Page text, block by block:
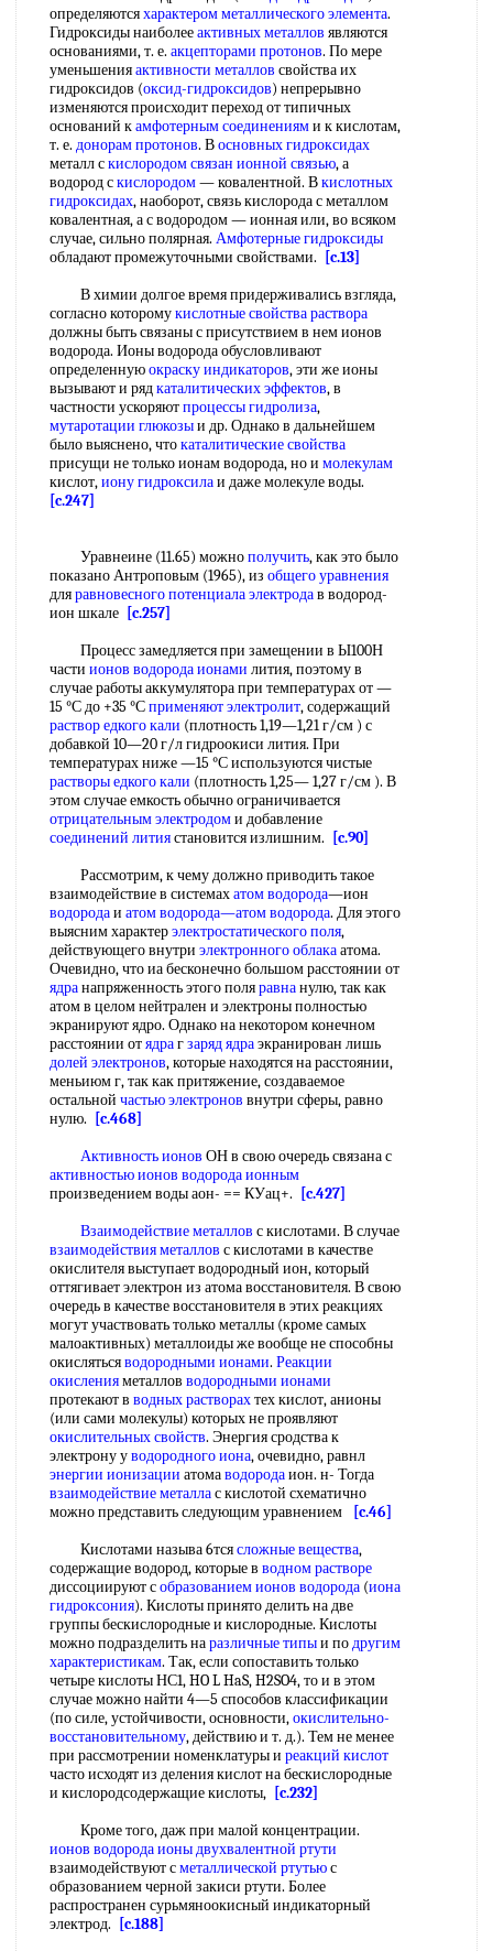
определяютсяхарактером металлическогоэлемента.
Гидроксиды наиболееактивных металлов являются
основаниями, т. е. акцепторами протонов. По мере
уменьшенияактивности металлов свойства их
гидроксидов (оксид-гидроксидов) непрерывно
изменяются происходит переход от типичных
оснований камфотерным соединениями к кислотам,
т. е. донорам протонов. Восновных гидроксидах
металл скислородом связан ионной связью, а
водород скислородом— ковалентной. Вкислотных
гидроксидах, наоборот, связь кислорода с металлом
ковалентная, а с водородом — ионная или, во всяком
случае, сильно полярная. Амфотерные гидроксиды
обладают промежуточными свойствами.
[c.13]
В химии долгое время придерживались взгляда,
согласно которомукислотные свойства раствора
должны быть связаны с присутствием в нем ионов
водорода. Ионы водорода обусловливают
определеннуюокраску индикаторов, эти же ионы
вызывают и рядкаталитических эффектов, в
частности ускоряютпроцессы гидролиза,
мутаротации глюкозыи др. Однако в дальнейшем
было выяснено, чтокаталитические свойства
присущи не только ионам водорода, но и молекулам
кислот,иону гидроксилаи даже молекуле воды.
[c.247]
Уравнеине (11.65) можнополучить, как это было
показано Антроповым (1965), из общего уравнения
дляравновесного потенциалаэлектродав водород-
ион шкале [c.257]
Процесс замедляется при замещении в Ы100Н
части ионов водорода ионами лития, поэтому в
случае работы аккумулятора при температурах от —
15 °С до +35 °Сприменяют электролит, содержащий
раствор едкого кали (плотность 1,19—1,21 г/см ) с
добавкой 10—20 г/л гидроокиси лития. При
температурах ниже —15 °С используются чистые
растворы едкого кали (плотность 1,25— 1,27 г/см ). В
этом случае емкость обычно ограничивается
отрицательным электродоми добавление
соединений литиястановится излишним.
[c.90]
Рассмотрим, к чему должно приводить такое
взаимодействие в системахатом водорода—ион
водородаи атом водорода—атом водорода. Для этого
выясним характерэлектростатического поля,
действующего внутри электронного облакаатома.
Очевидно, что иа бесконечно большом расстоянии от
ядранапряженность этого поляравнанулю, так как
атом в целом нейтрален и электроны полностью
экранируют ядро. Однако на некотором конечном
расстоянии отядрагзаряд ядраэкранирован лишь
долей электронов, которые находятся на расстоянии,
меньиюм г, так как притяжение, создаваемое
остальной частью электронов внутри сферы, равно
нулю.
[c.468]
Активность ионов ОН в свою очередь связана с
активностью ионов водорода ионным
произведением воды аон- == КУац+.
[c.427]
Взаимодействие металлов с кислотами. В случае
взаимодействия металлов с кислотами в качестве
окислителя выступает водородный ион, который
оттягивает электрон из атома восстановителя. В свою
очередь в качестве восстановителя в этих реакциях
могут участвовать только металлы (кроме самых
малоактивных) металлоиды же вообще не способны
окислятьсяводородными ионами. Реакции
окисленияметаллов водородными ионами
протекают в водных растворахтех кислот, анионы
(или сами молекулы) которых не проявляют
окислительных свойств. Энергия сродства к
электрону уводородного иона, очевидно, равнл
энергии ионизации атомаводородаион. н- Тогда
взаимодействие металлас кислотой схематично
можно представить следующим уравнением
[c.46]
Кислотами называ 6тсясложные вещества,
содержащие водород, которые в водном растворе
диссоциируют собразованием ионов водорода (иона
гидроксония). Кислоты принято делить на две
группы бескислородные и кислородные. Кислоты
можно подразделить наразличные типыи подругим
характеристикам. Так, если сопоставить только
четыре кислоты НС1, HO L HaS, H2SO4, то и в этом
случае можно найти 4—5 способов классификации
(по силе, устойчивости, основности,окислительно-
восстановительному, действию и т. д.). Тем не менее
при рассмотрении номенклатуры и реакций кислот
часто исходят из деления кислот на бескислородные
и кислородсодержащие кислоты, [c.232]
Кроме того, даж при малой концентрации.
ионов водорода ионыдвухвалентной ртути
взаимодействуют сметаллической ртутьюс
образованием черной закиси ртути. Более
распространен сурьмяноокисный индикаторный
электрод.
[c.188]